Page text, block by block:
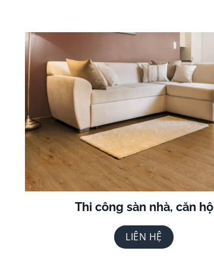
Thi công sàn nhà, căn hộ
LIÊN HỆ